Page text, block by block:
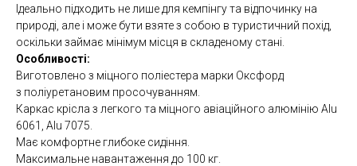
Ідеально підходить не лише для кемпінгу та відпочинку на
природі, але і може бути взяте з собою в туристичний похід,
оскільки займає мінімум місця в складеному стані.
Особливості:
Виготовлено з міцного поліестера марки Оксфорд
з поліуретановим просочуванням.
Каркас крісла з легкого та міцного авіаційного алюмінію Alu
6061, Alu 7075.
Має комфортне глибоке сидіння.
Максимальне навантаження до 100 кг.